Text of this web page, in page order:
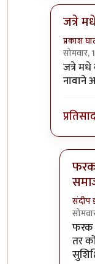
जत्रे
प्रकाश
सोमवार,
In
जत्रे
नावाने
संदीप
In
फरक
तर